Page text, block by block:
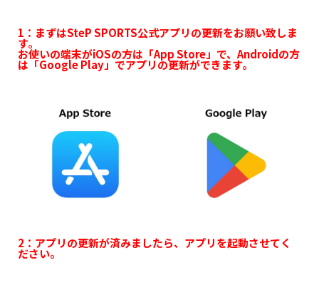
1：まずはSteP SPORTS公式アプリの更新をお願い致しま
す。
お使いの端末がiOSの方は「App Store」で、Androidの方
は「Google Play」でアプリの更新ができます。
2：アプリの更新が済みましたら、アプリを起動させてく
ださい。